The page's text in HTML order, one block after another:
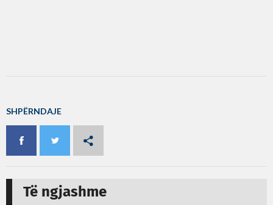
SHPËRNDAJE
Të ngjashme